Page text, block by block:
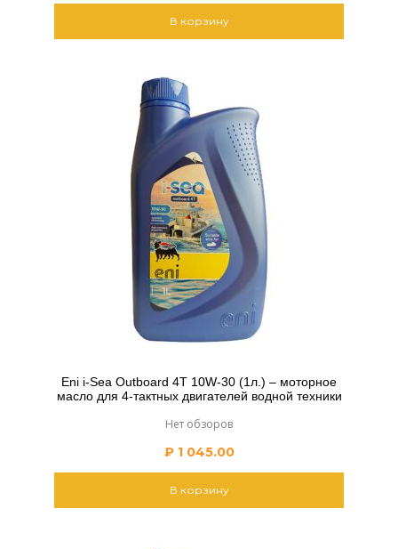
В корзину
Eni i-Sea Outboard 4T 10W-30 (1л.) – моторное
масло для 4-тактных двигателей водной техники
Нет обзоров
₽1 045.00
В корзину